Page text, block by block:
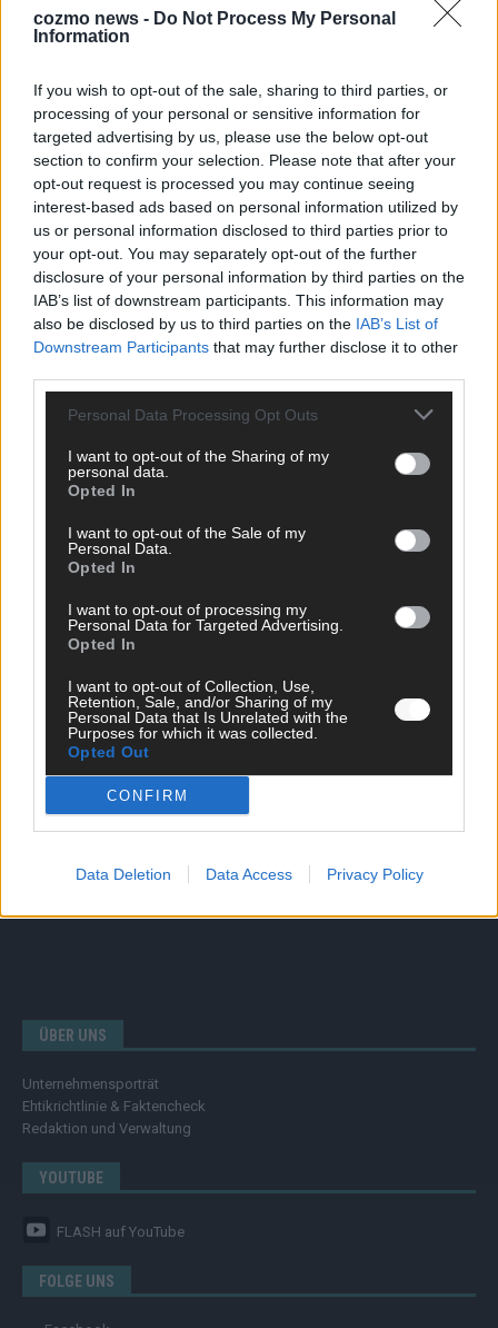
cozmo news - Do Not Process My Personal
Information
If you wish to opt-out of the sale, sharing to third parties, or
processing of your personal or sensitive information for
targeted advertising by us, please use the below opt-out
section to confirm your selection. Please note that after your
opt-out request is processed you may continue seeing
interest-based ads based on personal information utilized by
us or personal information disclosed to third parties prior to
your opt-out. You may separately opt-out of the further
disclosure of your personal information by third parties on the
IAB’s list of downstream participants. This information may
also be disclosed by us to third parties on the IAB’s List of
Downstream Participants that may further disclose it to other
Personal Data Processing Opt Outs
I want to opt-out of the Sharing of my
personal data.
Opted In
I want to opt-out of the Sale of my
Personal Data.
Opted In
I want to opt-out of processing my
Personal Data for Targeted Advertising.
Opted In
I want to opt-out of Collection, Use,
Retention, Sale, and/or Sharing of my
Personal Data that Is Unrelated with the
Purposes for which it was collected.
Opted Out
CONFIRM
Data Deletion Data Access Privacy Policy
KEINE NEWS MEHR VERPASSEN
SCHNELL ZUM RESSORT
Nachrichten
Ratgeber
Wissen
Kommentar
Streams & Storys
ÜBER UNS
Unternehmensporträt
Ehtikrichtlinie & Faktencheck
Redaktion und Verwaltung
YOUTUBE
FLASH auf YouTube
FOLGE UNS